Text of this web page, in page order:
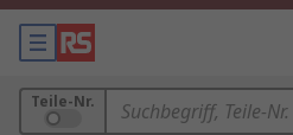
Teile-Nr.